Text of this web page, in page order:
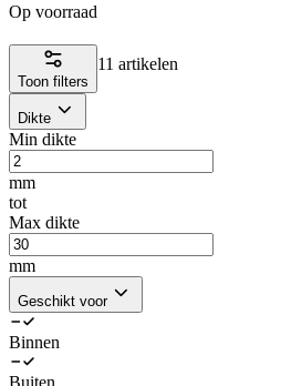
Op voorraad
Toon filters
11 artikelen
Dikte
Min dikte
mm
tot
Max dikte
mm
Geschikt voor
Binnen
Buiten